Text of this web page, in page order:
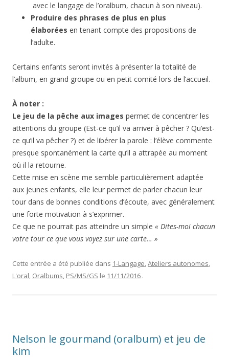
avec le langage de l’oralbum, chacun à son niveau).
Produire des phrases de plus en plus
élaborées en tenant compte des propositions de
l’adulte.
Certains enfants seront invités à présenter la totalité de
l’album, en grand groupe ou en petit comité lors de l’accueil.
À noter :
Le jeu de la pêche aux images permet de concentrer les
attentions du groupe (Est-ce qu’il va arriver à pêcher ? Qu’est-
ce qu’il va pêcher ?) et de libérer la parole : l’élève commente
presque spontanément la carte qu’il a attrapée au moment
où il la retourne.
Cette mise en scène me semble particulièrement adaptée
aux jeunes enfants, elle leur permet de parler chacun leur
tour dans de bonnes conditions d’écoute, avec généralement
une forte motivation à s’exprimer.
Ce que ne pourrait pas atteindre un simple « Dites-moi chacun
votre tour ce que vous voyez sur une carte… »
Cette entrée a été publiée dans 1-Langage,Ateliers autonomes,
L'oral, Oralbums, PS/MS/GS le 11/11/2016 .
Nelson le gourmand (oralbum) et jeu de
kim